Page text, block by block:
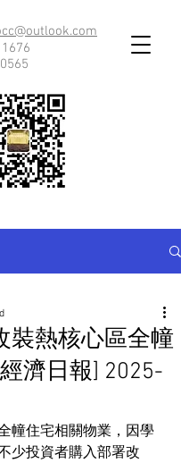
裝熱核心區全幢
濟日報] 2025-
幢住宅相關物業，因學
少投資者購入部署改